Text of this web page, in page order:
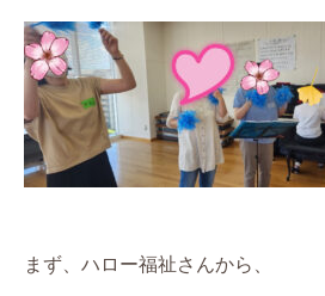
まず、ハロー福祉さんから、